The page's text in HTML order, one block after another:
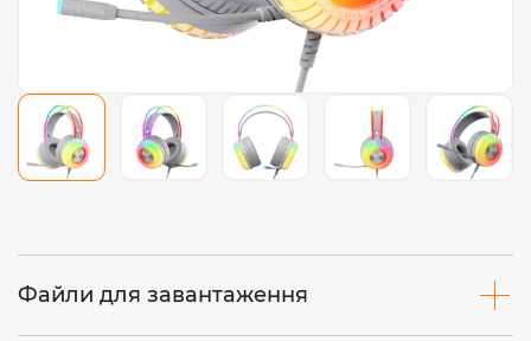
Файли для завантаження